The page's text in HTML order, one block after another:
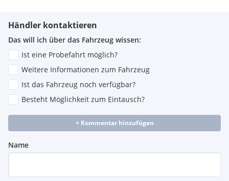
Händler kontaktieren
Das will ich über das Fahrzeug wissen:
Ist eine Probefahrt möglich?
Weitere Informationen zum Fahrzeug
Ist das Fahrzeug noch verfügbar?
Besteht Möglichkeit zum Eintausch?
+ Kommentar hinzufügen
Name